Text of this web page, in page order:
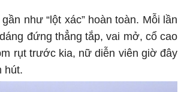
như “lột xác” hoàn toàn. Mỗi lần
đứng thẳng tắp, vai mở, cổ cao
rụt trước kia, nữ diễn viên giờ đây
hút.